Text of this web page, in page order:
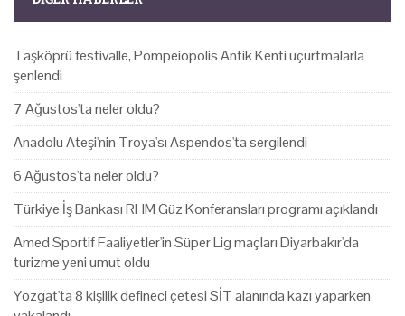
Taşköprü festivalle, Pompeiopolis Antik Kenti uçurtmalarla
şenlendi
7 Ağustos'ta neler oldu?
Anadolu Ateşi'nin Troya'sı Aspendos'ta sergilendi
6 Ağustos'ta neler oldu?
Türkiye İş Bankası RHM Güz Konferansları programı açıklandı
Amed Sportif Faaliyetler'in Süper Lig maçları Diyarbakır'da
turizme yeni umut oldu
Yozgat'ta 8 kişilik defineci çetesi SİT alanında kazı yaparken